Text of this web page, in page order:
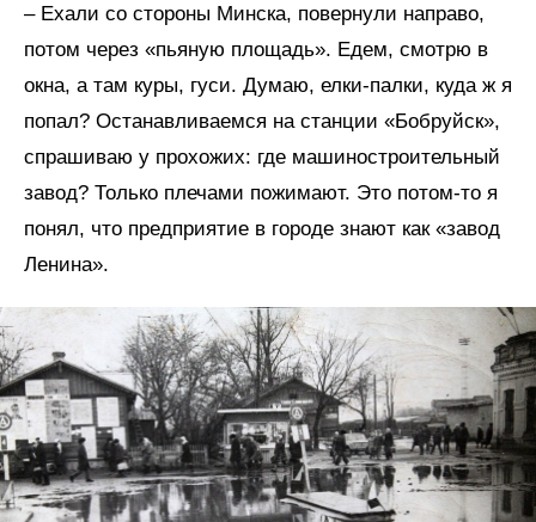
– Ехали со стороны Минска, повернули направо,
потом через «пьяную площадь». Едем, смотрю в
окна, а там куры, гуси. Думаю, елки-палки, куда ж я
попал? Останавливаемся на станции «Бобруйск»,
спрашиваю у прохожих: где машиностроительный
завод? Только плечами пожимают. Это потом-то я
понял, что предприятие в городе знают как «завод
Ленина».